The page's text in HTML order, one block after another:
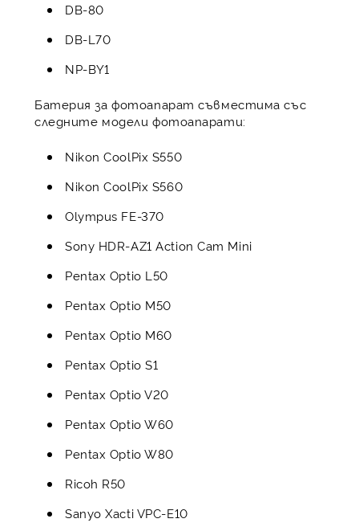
DB-80
DB-L70
NP-BY1
Батерия за фотоапарат съвместима със
следните модели фотоапарати:
Nikon CoolPix S550
Nikon CoolPix S560
Olympus FE-370
Sony HDR-AZ1 Action Cam Mini
Pentax Optio L50
Pentax Optio M50
Pentax Optio M60
Pentax Optio S1
Pentax Optio V20
Pentax Optio W60
Pentax Optio W80
Ricoh R50
Sanyo Xacti VPC-E10